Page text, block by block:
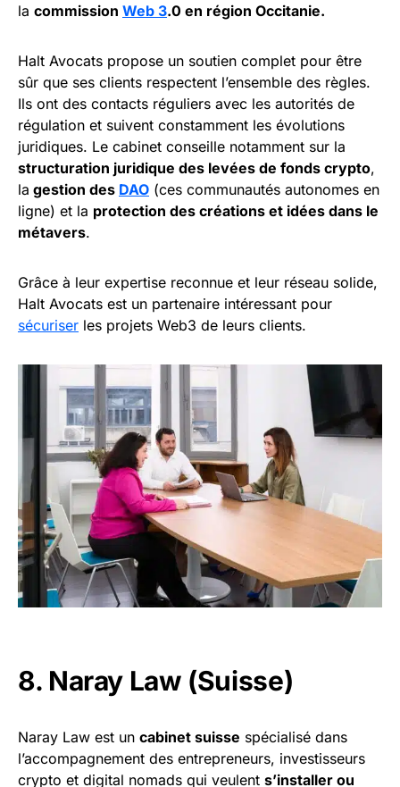
la commission Web 3.0 en région Occitanie.
Halt Avocats propose un soutien complet pour être
sûr que ses clients respectent l’ensemble des règles.
Ils ont des contacts réguliers avec les autorités de
régulation et suivent constamment les évolutions
juridiques. Le cabinet conseille notamment sur la
structuration juridique des levées de fonds crypto,
la gestion des DAO (ces communautés autonomes en
ligne) et la protection des créations et idées dans le
métavers.
Grâce à leur expertise reconnue et leur réseau solide,
Halt Avocats est un partenaire intéressant pour
sécuriser les projets Web3 de leurs clients.
8. Naray Law (Suisse)
Naray Law est un cabinet suisse spécialisé dans
l’accompagnement des entrepreneurs, investisseurs
crypto et digital nomads qui veulent s’installer ou